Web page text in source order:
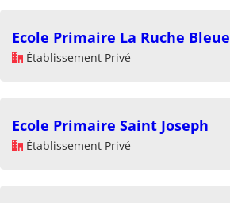
Ecole Primaire La Ruche Bleue
Établissement Privé
Ecole Primaire Saint Joseph
Établissement Privé